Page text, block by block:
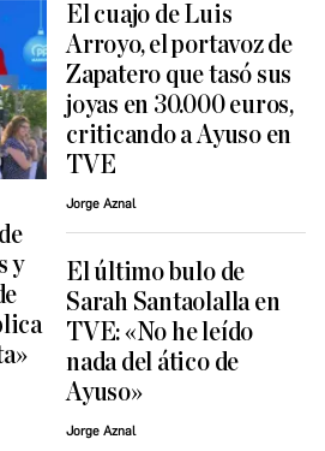
y
El cuajo de Luis
Arroyo, el portavoz de
Zapatero que tasó sus
joyas en 30.000 euros,
criticando a Ayuso en
TVE
Jorge Aznal
El último bulo de
Sarah Santaolalla en
TVE: «No he leído
nada del ático de
Ayuso»
Jorge Aznal